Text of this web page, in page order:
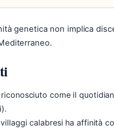
genetica non implica
come il
calabresi ha affinità